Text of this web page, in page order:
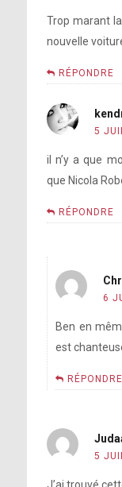
Trop marant
nouvelle
RÉPONDRE
5
il n’y a que
que Nicola
RÉPONDRE
6
Ben en
est
RÉPONDRE
5